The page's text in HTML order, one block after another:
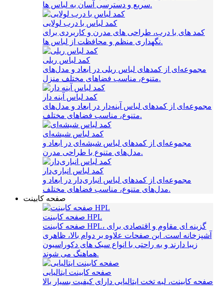
سریع و دسترسی آسان به لباس‌ ها.
کمد لباس با درب لولایی
کمد های با درب، طراحی‌ های مدرن و کاربردی برای
نگهداری منظم و محافظت از لباس‌ ها.
کمد لباس ریلی
مجموعه‌ای از کمدهای لباس ریلی در ابعاد و مدل‌های
متنوع، مناسب فضاهای مختلف منزل.
کمد لباس آینه دار
مجموعه‌ای از کمدهای لباس آینه‌دار در ابعاد و مدل‌های
متنوع، مناسب فضاهای مختلف.
کمد لباس شیشه‌ای
مجموعه‌ای از کمدهای لباس شیشه‌ای در ابعاد و
مدل‌های متنوع با طراحی مدرن.
کمد لباس انباری‌دار
مجموعه‌ای از کمدهای لباس انباری‌دار در ابعاد و
مدل‌های متنوع، مناسب فضاهای مختلف.
صفحه کابینت
صفحه کابینت HPL
صفحه کابینت HPL، گزینه‌ ای مقاوم و اقتصادی برای
آشپزخانه است. این صفحات علاوه بر دوام بالا، ظاهری
زیبا دارند و به راحتی با انواع سبک‌ های دکوراسیون
هماهنگ می‌ شوند.
صفحه کابینت ایتالیایی
صفحه کابینت، لبه تخت ایتالیایی دارای کیفیت بسیار بالا